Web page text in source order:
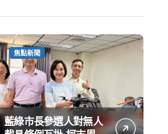
焦點新聞
藍綠市長參選人對無人